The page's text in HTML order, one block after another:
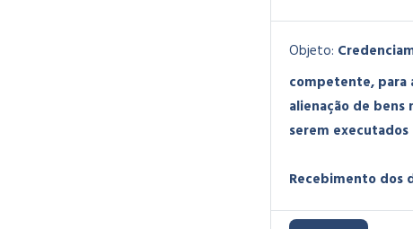
Objeto:
competente, para
alienação de
serem
Recebimento dos